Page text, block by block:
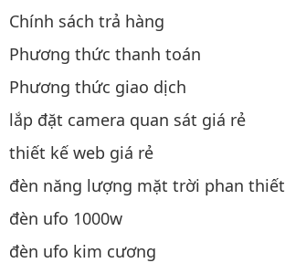
Chính sách trả hàng
Phương thức thanh toán
Phương thức giao dịch
lắp đặt camera quan sát giá rẻ
thiết kế web giá rẻ
đèn năng lượng mặt trời phan thiết
đèn ufo 1000w
đèn ufo kim cương